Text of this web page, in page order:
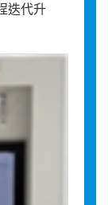
迭代升